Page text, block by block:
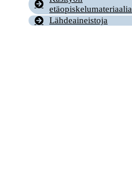
etäopiskelumateriaalia
Lähdeaineistoja